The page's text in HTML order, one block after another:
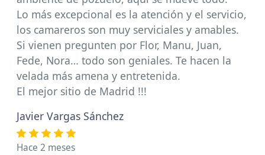
Lo más excepcional es la atención y el servicio,
los camareros son muy serviciales y amables.
Si vienen pregunten por Flor, Manu, Juan,
Fede, Nora… todo son geniales. Te hacen la
velada más amena y entretenida.
El mejor sitio de Madrid !!!
Javier Vargas Sánchez
Hace 2 meses